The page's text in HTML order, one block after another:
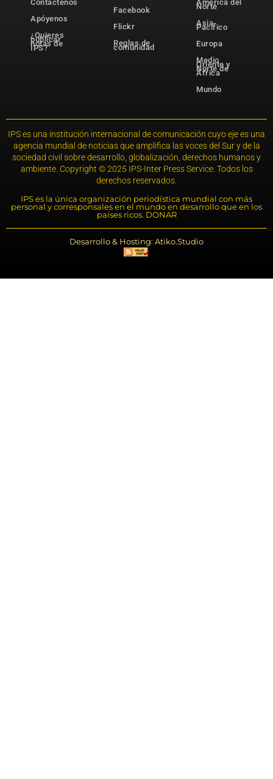
Contáctenos
Apóyenos
¿Quieres
publicar
notas de
IPS?
Facebook
Flickr
Reglas de
comunidad
América del
Norte
Asia-
Pacífico
Europa
Medio
Oriente y
Norte de
África
Mundo
IPS es una institución internacional de comunicación cuyo eje es una
agencia mundial de noticias que amplifica las voces del Sur y de la
sociedad civil sobre desarrollo, globalización, derechos humanos y
ambiente. Copyright © 2025 IPS-Inter Press Service. Todos los
derechos reservados.
IPS es la única organización periodística mundial con más
personal y corresponsales en el mundo en desarrollo que en los
países ricos. DONAR
Desarrollo & Hosting: Atiko.Studio